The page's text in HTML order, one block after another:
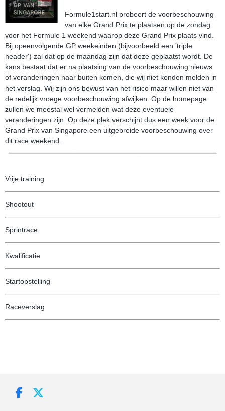
Formule1start.nl probeert de voorbeschouwing
van elke Grand Prix te plaatsen op de zondag
voor het Formule 1 weekend waarop deze Grand Prix plaats vind.
Bij opeenvolgende GP weekeinden (bijvoorbeeld een 'triple
header') zal dat op de maandag zijn dat deze geplaatst wordt. De
kans bestaat dat er na plaatsing van de voorbeschouwing nieuws
of veranderingen naar buiten komen, die wij niet konden melden in
het verslag. Wij zijn ons bewust van het risico maar willen niet van
de redelijk vroege voorbeschouwing afwijken. Op de homepage
zullen we meestal wel vermelden wat deze eventuele
veranderingen zijn. Op deze plek verschijnt dus een week voor de
Grand Prix van Singapore een uitgebreide voorbeschouwing over
dit race weekend.
Vrije training
Shootout
Sprintrace
Kwalificatie
Startopstelling
Raceverslag